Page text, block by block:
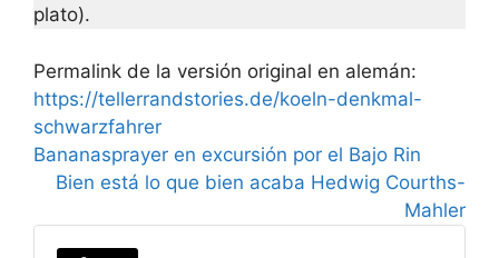
plato).
Permalink de la versión original en alemán:
https://tellerrandstories.de/koeln-denkmal-
schwarzfahrer
Bananasprayer en excursión por el Bajo Rin
Bien está lo que bien acaba Hedwig Courths-
Mahler